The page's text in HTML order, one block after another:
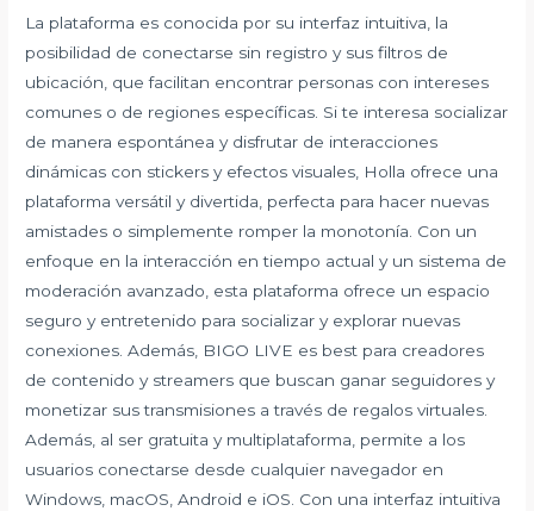
La plataforma es conocida por su interfaz intuitiva, la
posibilidad de conectarse sin registro y sus filtros de
ubicación, que facilitan encontrar personas con intereses
comunes o de regiones específicas. Si te interesa socializar
de manera espontánea y disfrutar de interacciones
dinámicas con stickers y efectos visuales, Holla ofrece una
plataforma versátil y divertida, perfecta para hacer nuevas
amistades o simplemente romper la monotonía. Con un
enfoque en la interacción en tiempo actual y un sistema de
moderación avanzado, esta plataforma ofrece un espacio
seguro y entretenido para socializar y explorar nuevas
conexiones. Además, BIGO LIVE es best para creadores
de contenido y streamers que buscan ganar seguidores y
monetizar sus transmisiones a través de regalos virtuales.
Además, al ser gratuita y multiplataforma, permite a los
usuarios conectarse desde cualquier navegador en
Windows, macOS, Android e iOS. Con una interfaz intuitiva